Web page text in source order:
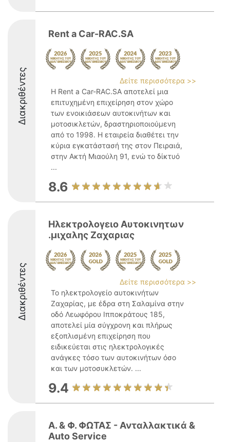
Διακριθέντες
Rent a Car-RAC.SA
Δείτε περισσότερα >>
Η Rent a Car-RAC.SA αποτελεί μια
επιτυχημένη επιχείρηση στον χώρο
των ενοικιάσεων αυτοκινήτων και
μοτοσικλετών, δραστηριοποιούμενη
από το 1998. Η εταιρεία διαθέτει την
κύρια εγκατάστασή της στον Πειραιά,
στην Ακτή Μιαούλη 91, ενώ το δίκτυό
...
8.6
Διακριθέντες
Ηλεκτρολογειο Αυτοκινητων
.μιχαλης Ζαχαριας
Δείτε περισσότερα >>
Το ηλεκτρολογείο αυτοκινήτων
Ζαχαρίας, με έδρα στη Σαλαμίνα στην
οδό Λεωφόρου Ιπποκράτους 185,
αποτελεί μία σύγχρονη και πλήρως
εξοπλισμένη επιχείρηση που
ειδικεύεται στις ηλεκτρολογικές
ανάγκες τόσο των αυτοκινήτων όσο
και των μοτοσυκλετών. ...
9.4
Α. & Φ. ΦΩΤΑΣ - Ανταλλακτικά &
Auto Service